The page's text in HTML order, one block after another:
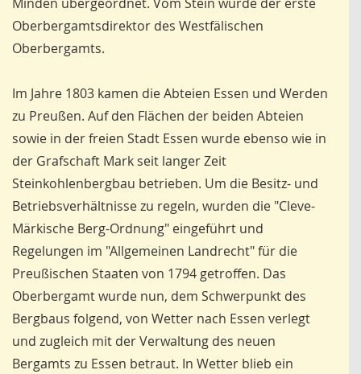
Oberbergamtsdirektor des Westfälischen
Oberbergamts.
Im Jahre 1803 kamen die Abteien Essen und Werden
zu Preußen. Auf den Flächen der beiden Abteien
sowie in der freien Stadt Essen wurde ebenso wie in
der Grafschaft Mark seit langer Zeit
Steinkohlenbergbau betrieben. Um die Besitz- und
Betriebsverhältnisse zu regeln, wurden die "Cleve-
Märkische Berg-Ordnung" eingeführt und
Regelungen im "Allgemeinen Landrecht" für die
Preußischen Staaten von 1794 getroffen. Das
Oberbergamt wurde nun, dem Schwerpunkt des
Bergbaus folgend, von Wetter nach Essen verlegt
und zugleich mit der Verwaltung des neuen
Bergamts zu Essen betraut. In Wetter blieb ein